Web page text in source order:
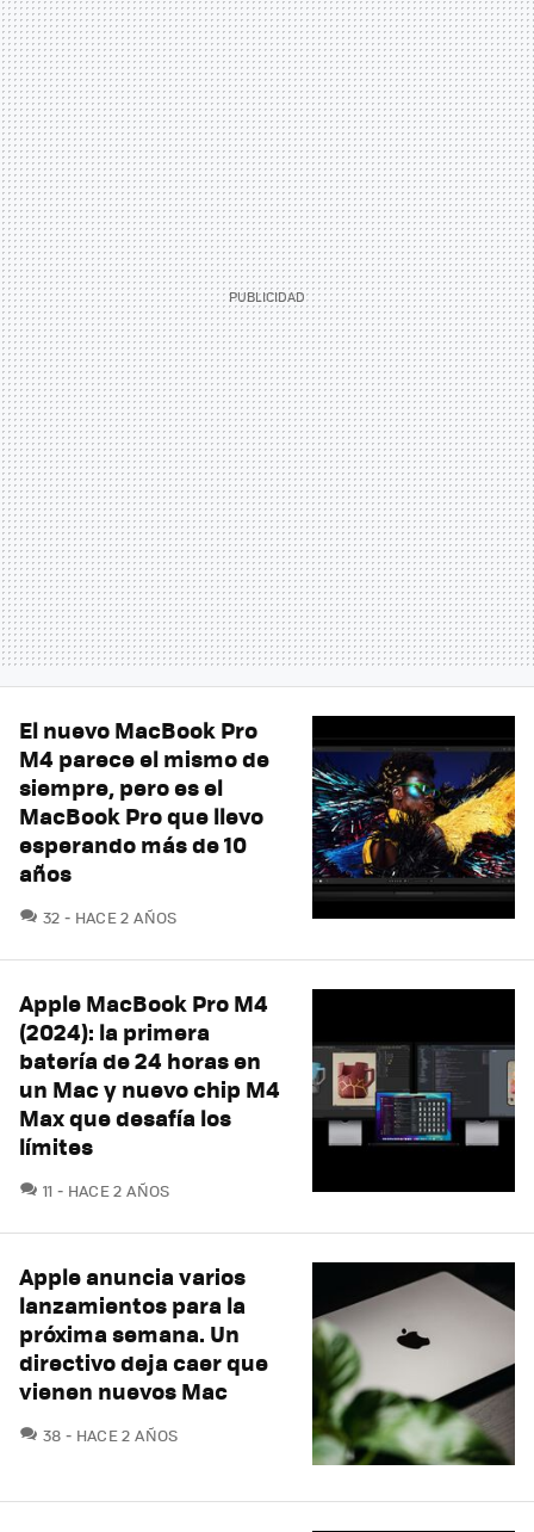
El nuevo MacBook Pro
M4 parece el mismo de
siempre, pero es el
MacBook Pro que llevo
esperando más de 10
años
32 COMENTARIOS
HACE 2 AÑOS
Apple MacBook Pro M4
(2024): la primera
batería de 24 horas en
un Mac y nuevo chip M4
Max que desafía los
límites
11 COMENTARIOS
HACE 2 AÑOS
Apple anuncia varios
lanzamientos para la
próxima semana. Un
directivo deja caer que
vienen nuevos Mac
38 COMENTARIOS
HACE 2 AÑOS